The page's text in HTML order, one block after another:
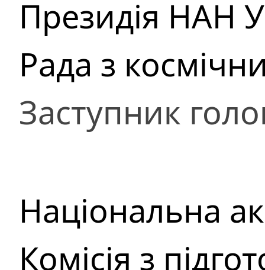
Президія НАН
Рада з
Заступник
Національна
Комісія з